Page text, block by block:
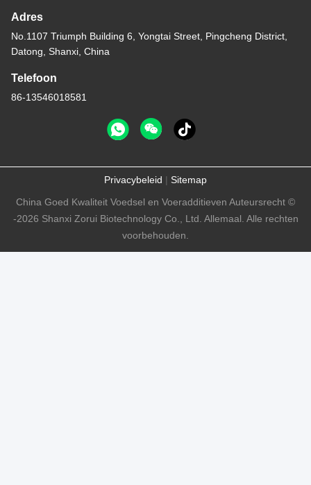
Adres
No.1107 Triumph Building 6, Yongtai Street, Pingcheng District,
Datong, Shanxi, China
Telefoon
86-13546018581
Privacybeleid | Sitemap
China Goed Kwaliteit Voedsel en Voeradditieven Auteursrecht ©
-2026 Shanxi Zorui Biotechnology Co., Ltd. Allemaal. Alle rechten
voorbehouden.